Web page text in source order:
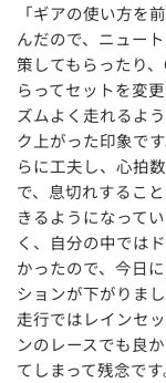
「ギアの使い方を
んだので、ニュー
策してもらったり
らってセットを変
ズムよく走れるよ
ク上がった印象で
らに工夫し、心拍
で、息切れするこ
きるようになって
く、自分の中では
かったので、今日
ションが下がりま
走行ではレインセ
ンのレースでも良
てしまって残念です